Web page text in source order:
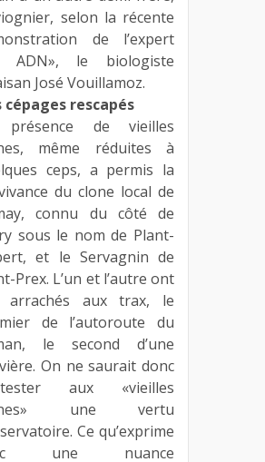
selon la récente
de l’expert
ADN», le biologiste
José Vouillamoz.
cépages rescapés
de vieilles
même réduites à
ceps, a permis la
du clone local de
connu du côté de
sous le nom de Plant-
et le Servagnin de
Prex. L’un et l’autre ont
arrachés aux trax, le
de l’autoroute du
le second d’une
On ne saurait donc
aux «vieilles
une vertu
Ce qu’exprime
une nuance